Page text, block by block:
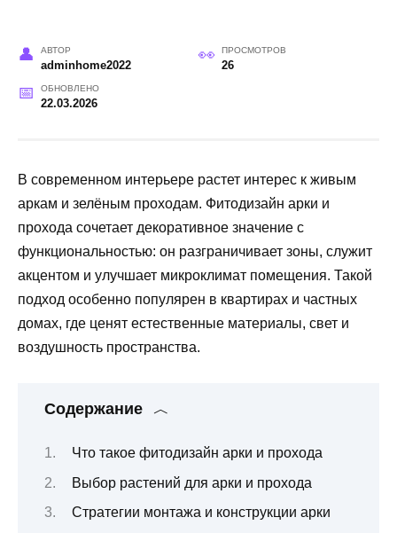
АВТОР
adminhome2022
ПРОСМОТРОВ
26
ОБНОВЛЕНО
22.03.2026
В современном интерьере растет интерес к живым
аркам и зелёным проходам. Фитодизайн арки и
прохода сочетает декоративное значение с
функциональностью: он разграничивает зоны, служит
акцентом и улучшает микроклимат помещения. Такой
подход особенно популярен в квартирах и частных
домах, где ценят естественные материалы, свет и
воздушность пространства.
Содержание
Что такое фитодизайн арки и прохода
Выбор растений для арки и прохода
Стратегии монтажа и конструкции арки